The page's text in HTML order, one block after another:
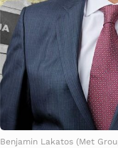
Benjamin Lakatos (Met